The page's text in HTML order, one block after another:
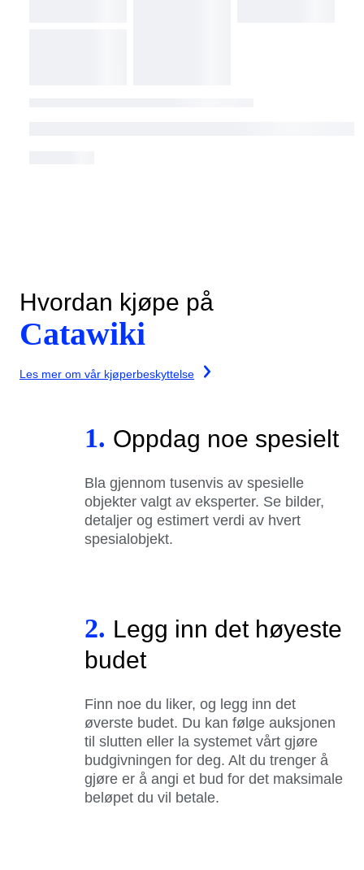
Hvordan kjøpe på
Catawiki
Les mer om vår kjøperbeskyttelse
1. Oppdag noe spesielt
Bla gjennom tusenvis av spesielle
objekter valgt av eksperter. Se bilder,
detaljer og estimert verdi av hvert
spesialobjekt.
2. Legg inn det høyeste
budet
Finn noe du liker, og legg inn det
øverste budet. Du kan følge auksjonen
til slutten eller la systemet vårt gjøre
budgivningen for deg. Alt du trenger å
gjøre er å angi et bud for det maksimale
beløpet du vil betale.